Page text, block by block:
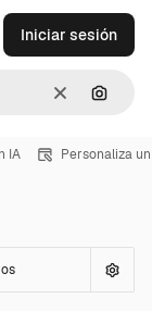
Borrar
Iniciar sesión
IA Personaliza